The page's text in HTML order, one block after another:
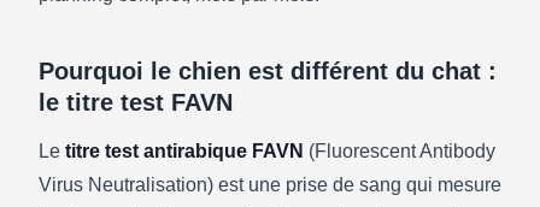
Pourquoi le chien est différent du chat :
le titre test FAVN
Le titre test antirabique FAVN (Fluorescent Antibody
Virus Neutralisation) est une prise de sang qui mesure